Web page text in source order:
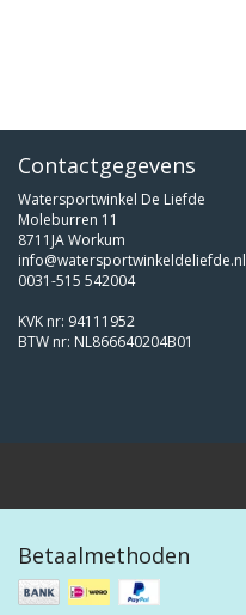
Contactgegevens
Watersportwinkel De Liefde
Moleburren 11
8711JA Workum
info@watersportwinkeldeliefde.nl
0031-515 542004
KVK nr: 94111952
BTW nr: NL866640204B01
Betaalmethoden